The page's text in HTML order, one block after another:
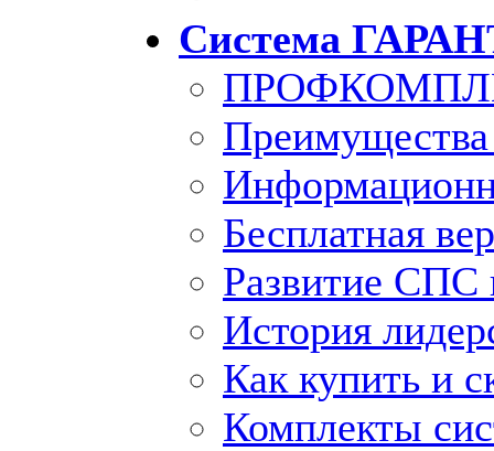
Система
Бесплатная
Развитие СПС
История
Как купить и
Комплекты